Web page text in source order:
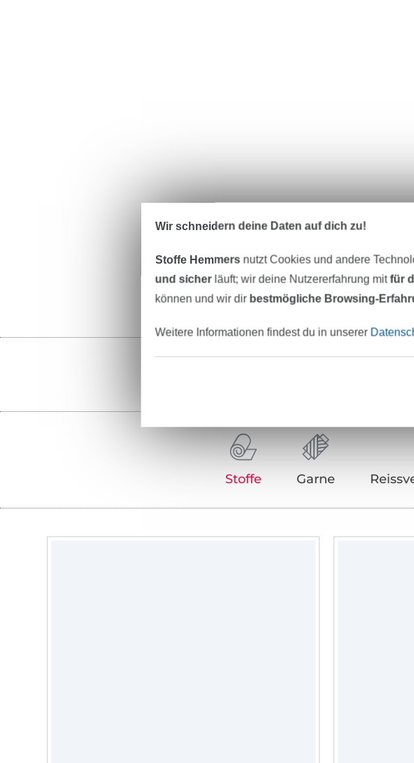
Stoffe Garne
Wir schneidern deine Daten auf dich zu!
Stoffe Hemmers nutzt Cookies und andere
und sicherläuft; wir deine Nutzererfahrung mitfür
können und wir dir bestmögliche Browsing-
Weitere Informationen findest du in unserer